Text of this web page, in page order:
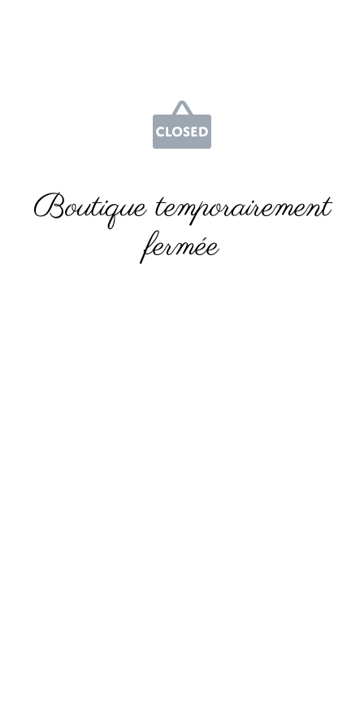
Boutique temporairement
fermée